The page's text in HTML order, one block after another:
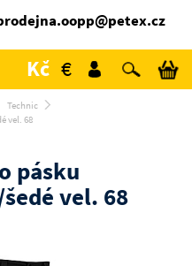
Kč €
Technic
vel. 68
pásku
vel. 68